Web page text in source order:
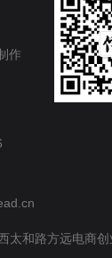
作
太和路方远电商创